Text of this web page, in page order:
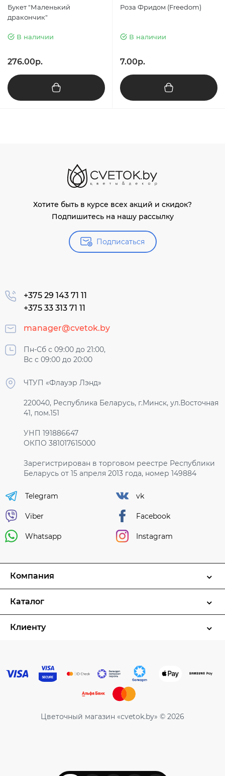
Букет "Маленький
дракончик"
В наличии
276.00р.
Роза Фридом (Freedom)
В наличии
7.00р.
Хотите быть в курсе всех акций и скидок?
Подпишитесь на нашу рассылку
Подписаться
+375 29 143 71 11
+375 33 313 71 11
manager@cvetok.by
Пн-Сб с 09:00 до 21:00,
Вс с 09:00 до 20:00
ЧТУП «Флауэр Лэнд»
220040, Республика Беларусь, г.Минск, ул.Восточная
41, пом.151
УНП 191886647
ОКПО 381017615000
Зарегистрирован в торговом реестре Республики
Беларусь от 15 апреля 2013 года, номер 149884
Telegram
Viber
Whatsapp
vk
Facebook
Instagram
Компания
Каталог
Клиенту
Цветочный магазин «cvetok.by» © 2026